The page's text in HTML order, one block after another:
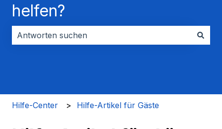
helfen?
Hilfe-Center Hilfe-Artikel für Gäste